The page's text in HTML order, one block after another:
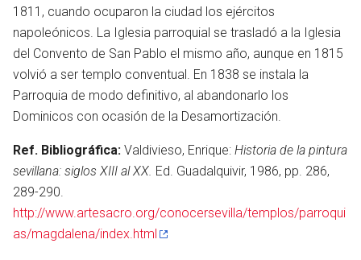
1811, cuando ocuparon la ciudad los ejércitos
napoleónicos. La Iglesia parroquial se trasladó a la Iglesia
del Convento de San Pablo el mismo año, aunque en 1815
volvió a ser templo conventual. En 1838 se instala la
Parroquia de modo definitivo, al abandonarlo los
Dominicos con ocasión de la Desamortización.
Ref. Bibliográfica: Valdivieso, Enrique: Historia de la pintura
sevillana: siglos XIII al XX. Ed. Guadalquivir, 1986, pp. 286,
289-290.
http://www.artesacro.org/conocersevilla/templos/parroqui
as/magdalena/index.html